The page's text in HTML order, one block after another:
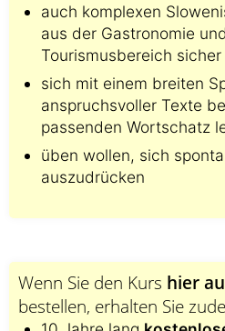
auch komplexen
aus der Gastronomie
Tourismusbereich
sich mit einem breiten
anspruchsvoller Texte
passenden Wortschatz
üben wollen, sich
auszudrücken
Wenn Sie den Kurs hier
bestellen, erhalten Sie